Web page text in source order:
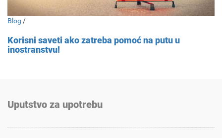
Blog /
Korisni saveti ako zatreba pomoć na putu u
inostranstvu!
Uputstvo za upotrebu